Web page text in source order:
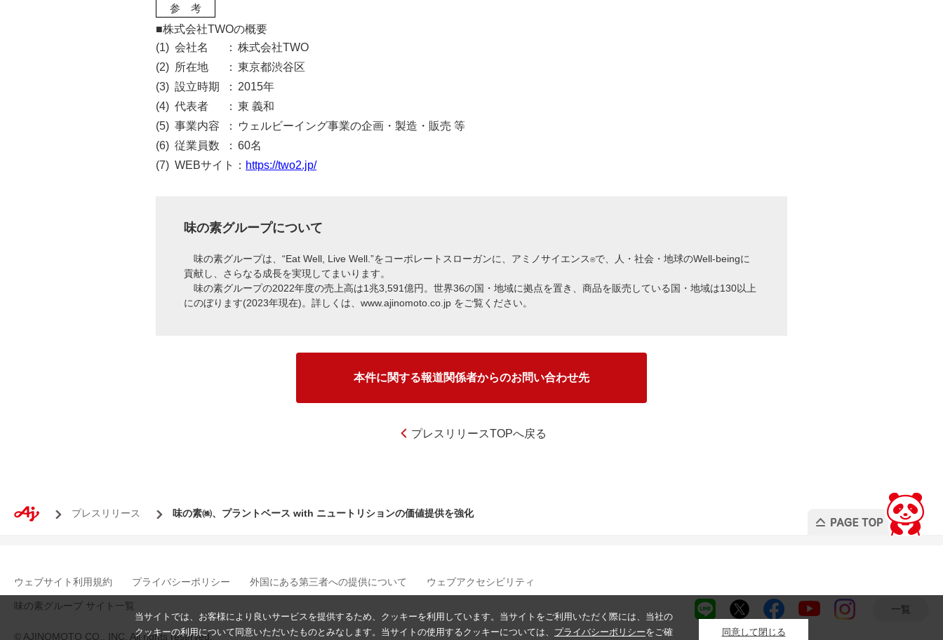
参 考
■株式会社TWOの概要
(1) 会社名 ： 株式会社TWO
(2) 所在地 ： 東京都渋谷区
(3) 設立時期 ： 2015年
(4) 代表者 ： 東 義和
(5) 事業内容 ：
ウェルビーイング事業の企画・製造・販売 等
(6) 従業員数 ： 60名
(7) WEBサイト： https://two2.jp/
味の素グループについて
味の素グループは、“Eat Well, Live Well.”をコーポレートスローガンに、アミノサイエンス®で、人・社会・地球のWell-beingに
貢献し、さらなる成長を実現してまいります。
味の素グループの2022年度の売上高は1兆3,591億円。世界36の国・地域に拠点を置き、商品を販売している国・地域は130以上
にのぼります(2023年現在)。詳しくは、 www.ajinomoto.co.jp をご覧ください。
本件に関する報道関係者からのお問い合わせ先
プレスリリースTOPへ戻る
プレスリリース 味の素㈱、プラントベース with ニュートリションの価値提供を強化
ウェブサイト利用規約 プライバシーポリシー 外国にある第三者への提供について ウェブアクセシビリティ
味の素グループ サイト一覧
© AJINOMOTO CO., INC. All rights reserved.
一覧
当サイトでは、お客様により良いサービスを提供するため、クッキーを利用しています。当サイトをご利用いただく際には、当社の
クッキーの利用について同意いただいたものとみなします。当サイトの使用するクッキーについては、 プライバシーポリシーをご確 同意して閉じる